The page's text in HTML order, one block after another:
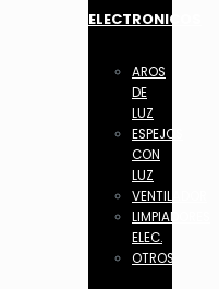
ELECTRONICOS
AROS
DE
LUZ
ESPEJOS
CON
LUZ
VENTILADOR
LIMPIADORES
ELEC.
OTROS